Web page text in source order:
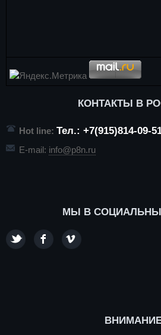
КОНТАКТЫ В
Hot line: Тел.: +7(915)814-09-
E-mail: info@p8n.ru
МЫ В